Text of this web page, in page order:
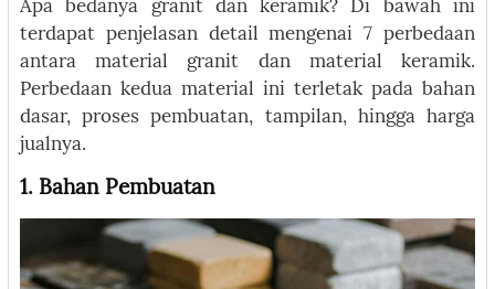
Apa bedanya granit dan keramik? Di bawah ini
terdapat penjelasan detail mengenai 7 perbedaan
antara material granit dan material keramik.
Perbedaan kedua material ini terletak pada bahan
dasar, proses pembuatan, tampilan, hingga harga
jualnya.
1. Bahan Pembuatan